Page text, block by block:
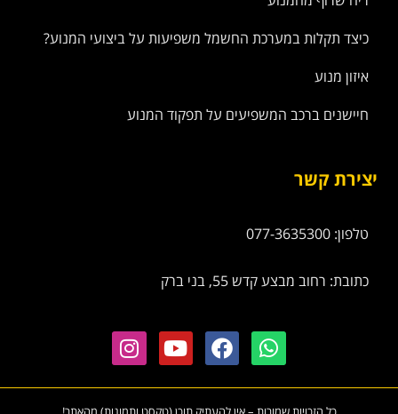
כיצד תקלות במערכת החשמל משפיעות על ביצועי המנוע?
איזון מנוע
חיישנים ברכב המשפיעים על תפקוד המנוע
יצירת קשר
טלפון: 077-3635300
כתובת: רחוב מבצע קדש 55, בני ברק